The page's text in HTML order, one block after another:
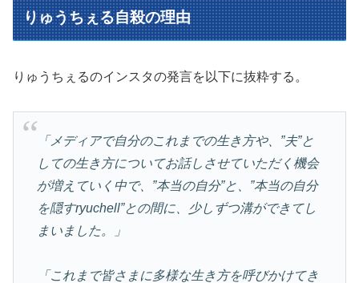
りゅうちぇる自殺の理由
りゅうちぇるのインスタの発言を以下に抜粋する。
「メディアで自分のこれまでの生き方や、”夫”と
しての生き方についてお話しさせていただく機会
が増えていく中で、”本当の自分”と、”本当の自分
を隠すryuchell”との間に、少しずつ溝ができてし
まいました。」
「これまで皆さまに多様な生き方を呼びかけてき